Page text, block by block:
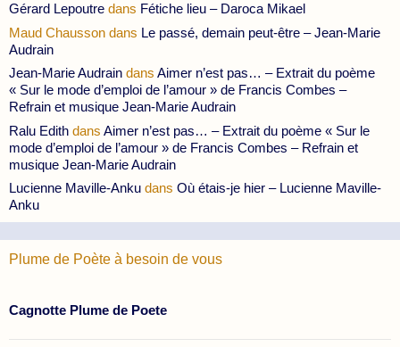
Gérard Lepoutre dans Fétiche lieu – Daroca Mikael
Maud Chausson dans Le passé, demain peut-être – Jean-Marie
Audrain
Jean-Marie Audrain dans Aimer n’est pas… – Extrait du poème
« Sur le mode d’emploi de l’amour » de Francis Combes –
Refrain et musique Jean-Marie Audrain
Ralu Edith dans Aimer n’est pas… – Extrait du poème « Sur le
mode d’emploi de l’amour » de Francis Combes – Refrain et
musique Jean-Marie Audrain
Lucienne Maville-Anku dans Où étais-je hier – Lucienne Maville-
Anku
Plume de Poète à besoin de vous
Cagnotte Plume de Poete